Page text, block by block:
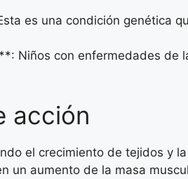
es una condición genética
Niños con enfermedades de
acción
el crecimiento de tejidos y
un aumento de la masa